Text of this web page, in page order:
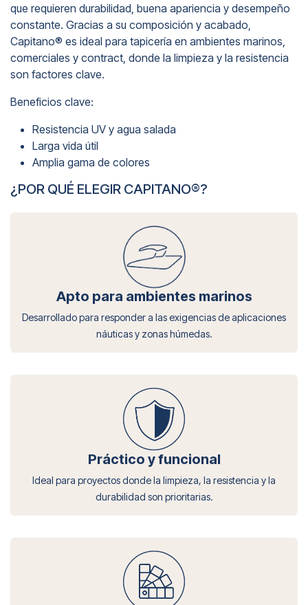
que requieren durabilidad, buena apariencia y desempeño
constante. Gracias a su composición y acabado,
Capitano® es ideal para tapicería en ambientes marinos,
comerciales y contract, donde la limpieza y la resistencia
son factores clave.
Beneficios clave:
Resistencia UV y agua salada
Larga vida útil
Amplia gama de colores
¿POR QUÉ ELEGIR CAPITANO®?
Apto para ambientes marinos
Desarrollado para responder a las exigencias de aplicaciones
náuticas y zonas húmedas.
Práctico y funcional
Ideal para proyectos donde la limpieza, la resistencia y la
durabilidad son prioritarias.